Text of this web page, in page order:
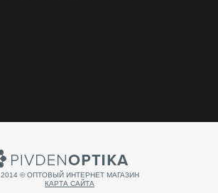
2014 © ОПТОВЫЙ ИНТЕРНЕТ МАГАЗИН
КАРТА САЙТА